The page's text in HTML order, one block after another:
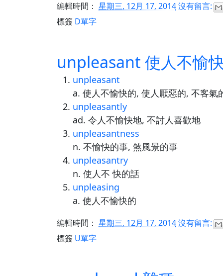
編輯時間： 星期三, 12月 17, 2014沒有留言:
標簽 D單字
unpleasant 使人不愉
unpleasant
a. 使人不愉快的, 使人厭惡的, 不客氣
unpleasantly
ad. 令人不愉快地, 不討人喜歡地
unpleasantness
n. 不愉快的事, 煞風景的事
unpleasantry
n. 使人不 快的話
unpleasing
a. 使人不愉快的
編輯時間： 星期三, 12月 17, 2014沒有留言:
標簽 U單字